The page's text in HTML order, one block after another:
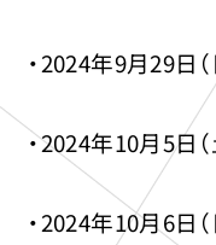
・2024年9月29日
・2024年10月5日
・2024年10月6日